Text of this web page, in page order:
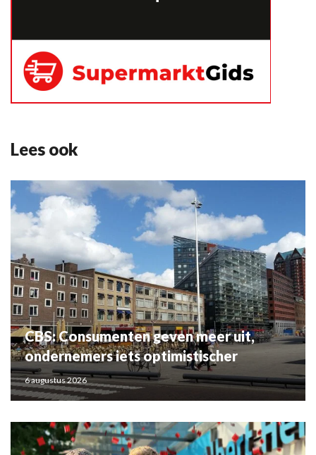
Lees ook
CBS: Consumenten geven meer uit,
ondernemers iets optimistischer
6 augustus 2026